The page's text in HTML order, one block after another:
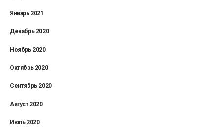
Январь 2021
Декабрь 2020
Ноябрь 2020
Октябрь 2020
Сентябрь 2020
Август 2020
Июль 2020